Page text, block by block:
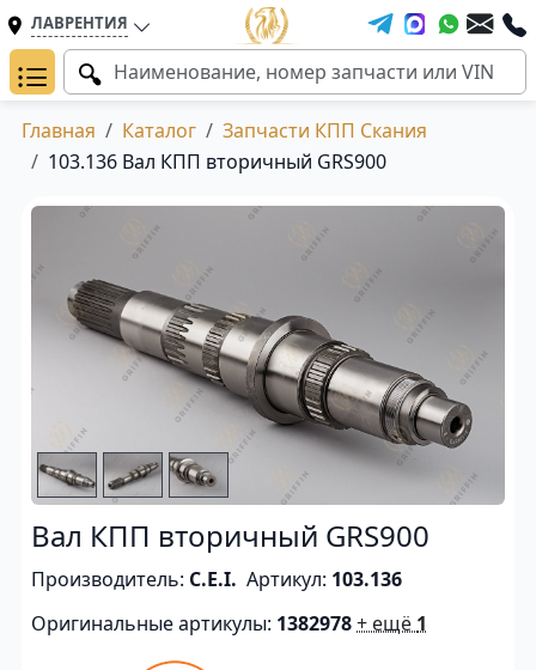
ЛАВРЕНТИЯ
Главная Каталог
Запчасти КПП Скания
103.136 Вал КПП вторичный GRS900
Вал КПП вторичный GRS900
Производитель: C.E.I. Артикул: 103.136
Оригинальные артикулы: 1382978+ ещё 1